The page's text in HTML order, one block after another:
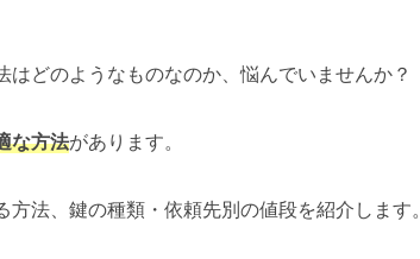
どのようなものなのか、悩んでいませんか？
な方法があります。
法、鍵の種類・依頼先別の値段を紹介します。